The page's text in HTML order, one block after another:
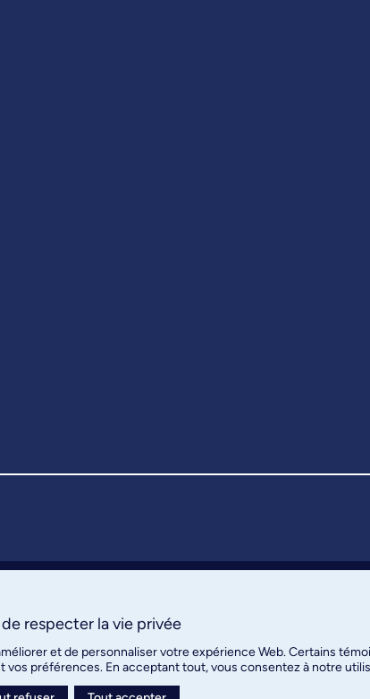
respecter la vie privée
et de personnaliser votre expérience Web. Certains
vos préférences. En acceptant tout, vous consentez à notre